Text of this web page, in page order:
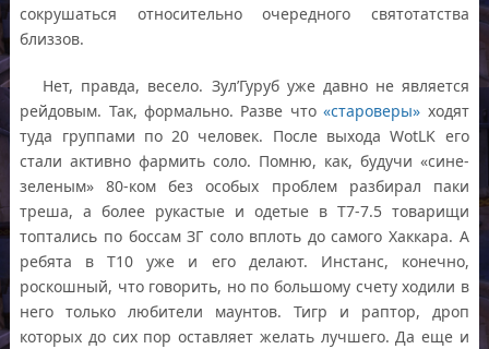
сокрушаться относительно очередного святотатства
близзов.
Нет, правда, весело. Зул’Гуруб уже давно не является
рейдовым. Так, формально. Разве что«староверы» ходят
туда группами по 20 человек. После выхода WotLK его
стали активно фармить соло. Помню, как, будучи «сине-
зеленым» 80-ком без особых проблем разбирал паки
треша, а более рукастые и одетые в Т7-7.5 товарищи
топтались по боссам ЗГ соло вплоть до самого Хаккара. А
ребята в Т10 уже и его делают. Инстанс, конечно,
роскошный, что говорить, но по большому счету ходили в
него только любители маунтов. Тигр и раптор, дроп
которых до сих пор оставляет желать лучшего. Да еще и